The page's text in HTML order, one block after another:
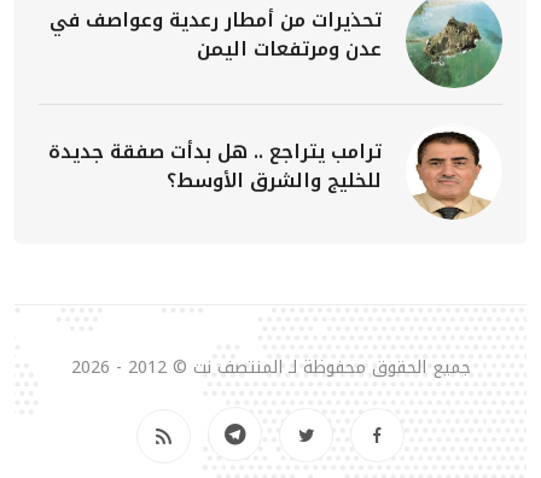
تحذيرات من أمطار رعدية وعواصف في
عدن ومرتفعات اليمن
ترامب يتراجع .. هل بدأت صفقة جديدة
للخليج والشرق الأوسط؟
جميع الحقوق محفوظة لـ المنتصف نت © 2012 - 2026